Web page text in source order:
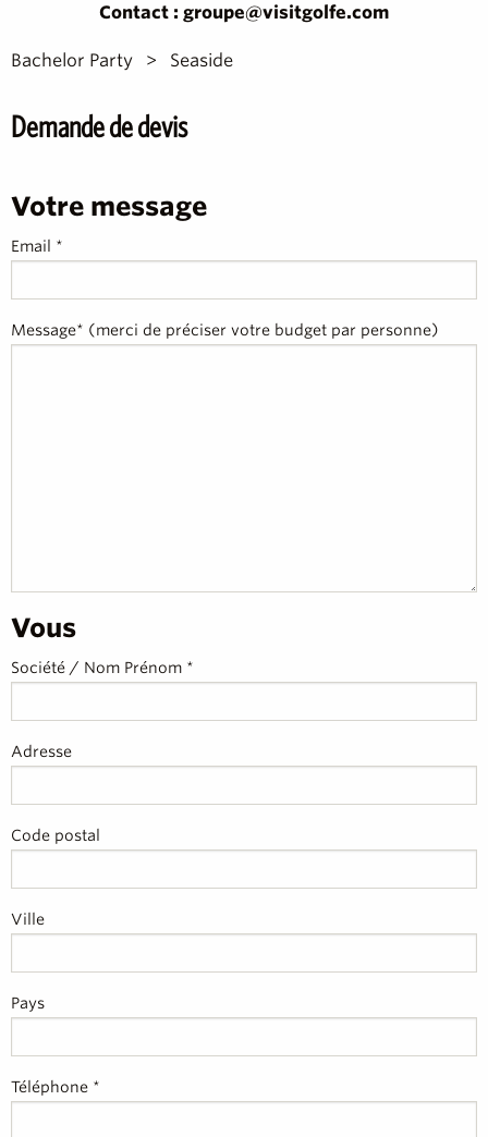
Contact : groupe@visitgolfe.com
Bachelor Party Seaside
Demande de devis
Votre message
Email *
Message* (merci de préciser votre budget par personne)
Vous
Société / Nom Prénom *
Adresse
Code postal
Ville
Pays
Téléphone *